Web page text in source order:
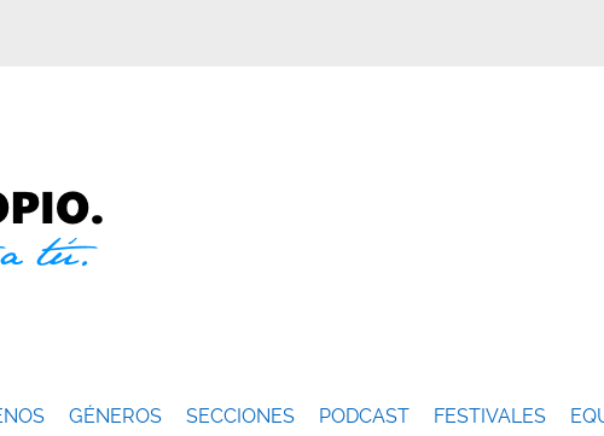
GÉNEROS SECCIONES PODCAST FESTIVALES